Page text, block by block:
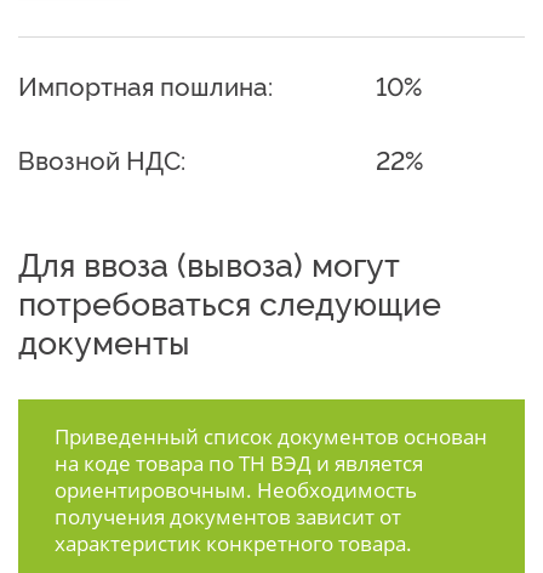
Импортная пошлина: 10%
Ввозной НДС: 22%
Для ввоза (вывоза) могут
потребоваться следующие
документы
Приведенный список документов основан
на коде товара по ТН ВЭД и является
ориентировочным. Необходимость
получения документов зависит от
характеристик конкретного товара.